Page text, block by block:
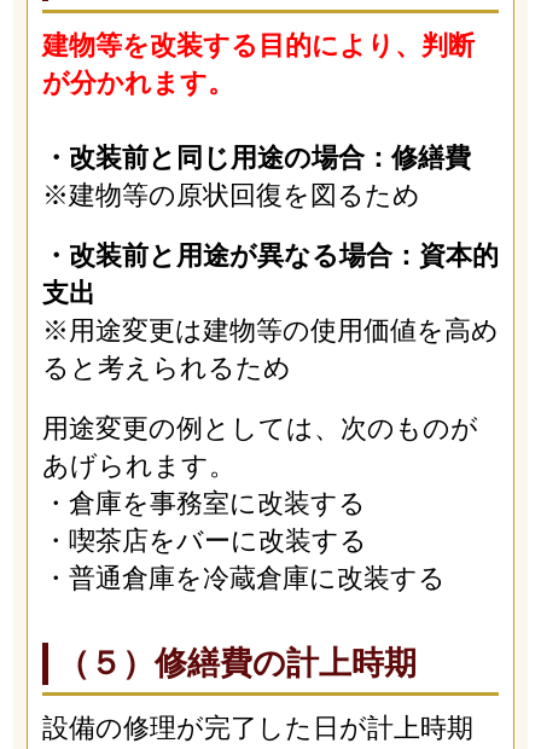
建物等を改装する目的により、判断
が分かれます。
・改装前と同じ用途の場合：修繕費
※建物等の原状回復を図るため
・改装前と用途が異なる場合：資本的
支出
※用途変更は建物等の使用価値を高め
ると考えられるため
用途変更の例としては、次のものが
あげられます。
・倉庫を事務室に改装する
・喫茶店をバーに改装する
・普通倉庫を冷蔵倉庫に改装する
（５）修繕費の計上時期
設備の修理が完了した日が計上時期